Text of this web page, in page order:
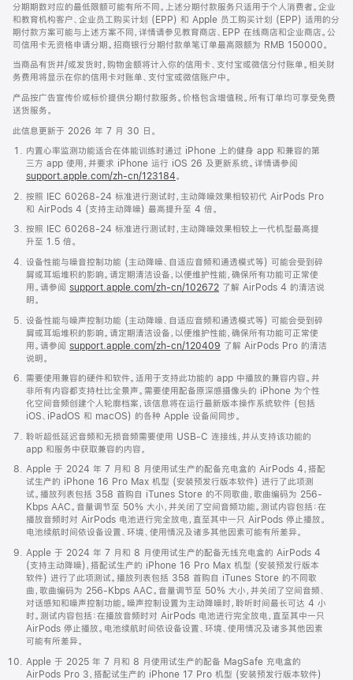
分期期数对应的最低限额可能有所不同。上述分期付款服务只适用于个人消费者。企业
和教育机构客户、企业员工购买计划 (EPP) 和 Apple 员工购买计划 (EPP) 适用的分
期付款方案可能与上述方案不同，详情请参见教育商店、EPP 在线商店和企业商店。公
司信用卡无资格申请分期。招商银行分期付款单笔订单最高限额为 RMB 150000。
当商品有货并/或发货时，购物金额将计入你的信用卡、支付宝或微信分付账单。相关财
务费用将显示在你的信用卡对账单、支付宝或微信账户中。
产品按广告宣传价或标价提供分期付款服务。价格包含增值税。所有订单均可享受免费
送货服务。
此信息更新于 2026 年 7 月 30 日。
内置心率监测功能适合在体能训练时通过 iPhone 上的健身 app 和兼容的第
三方 app 使用，并要求 iPhone 运行 iOS 26 及更新系统。详情请参阅
support.apple.com/zh-cn/123184。
按照 IEC 60268-24 标准进行测试时，主动降噪效果相较初代 AirPods Pro
和 AirPods 4 (支持主动降噪) 最高提升至 4 倍。
按照 IEC 60268-24 标准进行测试时，主动降噪效果相较上一代机型最高提
升至 1.5 倍。
设备性能与噪音控制功能 (主动降噪、自适应音频和通透模式等) 可能会受到碎
屑或耳垢堆积的影响。请定期清洁设备，以便维护性能，确保所有功能可正常使
用。请参阅 support.apple.com/zh-cn/102672 了解 AirPods 4 的清洁说
明。
设备性能与噪声控制功能 (主动降噪、自适应音频和通透模式等) 可能会受到碎
屑或耳垢堆积的影响。请定期清洁设备，以便维护性能，确保所有功能可正常使
用。请参阅 support.apple.com/zh-cn/120409 了解 AirPods Pro 的清洁
说明。
需要使用兼容的硬件和软件。适用于支持此功能的 app 中播放的兼容内容。并
非所有内容都支持杜比全景声。需要使用配备原深感摄像头的 iPhone 为个性
化空间音频创建个人轮廓档案，该信息将在运行最新版本操作系统软件 (包括
iOS、iPadOS 和 macOS) 的各种 Apple 设备间同步。
聆听超低延迟音频和无损音频需要使用 USB-C 连接线，并从支持该功能的
app 和服务中获取兼容的内容。
Apple 于 2024 年 7 月和 8 月使用试生产的配备充电盒的 AirPods 4，搭配
试生产的 iPhone 16 Pro Max 机型 (安装预发行版本软件) 进行了此项测
试。播放列表包括 358 首购自 iTunes Store 的不同歌曲，歌曲编码为 256-
Kbps AAC。音量调节至 50% 大小，并关闭了空间音频功能。测试内容包括：在
播放音频时对 AirPods 电池进行完全放电，直至其中一只 AirPods 停止播放。
电池续航时间依设备设置、环境、使用情况及诸多其他因素可能有所差异。
Apple 于 2024 年 7 月和 8 月使用试生产的配备无线充电盒的 AirPods 4
(支持主动降噪)，搭配试生产的 iPhone 16 Pro Max 机型 (安装预发行版本
软件) 进行了此项测试。播放列表包括 358 首购自 iTunes Store 的不同歌
曲，歌曲编码为 256-Kbps AAC。音量调节至 50% 大小，并关闭了空间音频、
对话感知和噪声控制功能。噪声控制设置为主动降噪时，聆听时间最长可达 4 小
时。测试内容包括：在播放音频时对 AirPods 电池进行完全放电，直至其中一只
AirPods 停止播放。电池续航时间依设备设置、环境、使用情况及诸多其他因素
可能有所差异。
Apple 于 2025 年 7 月和 8 月使用试生产的配备 MagSafe 充电盒的
AirPods Pro 3，搭配试生产的 iPhone 17 Pro 机型 (安装预发行版本软件)